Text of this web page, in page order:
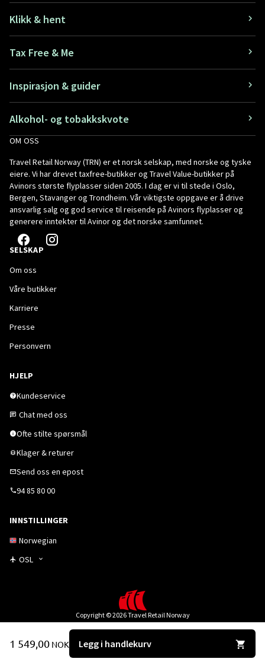
1 549,00 NOK Legg i handlekurv
Klikk & hent
Tax Free & Me
Inspirasjon & guider
Alkohol- og tobakkskvote
OM OSS
Travel Retail Norway (TRN) er et norsk selskap, med norske og tyske
eiere. Vi har drevet taxfree-butikker og Travel Value-butikker på
Avinors største flyplasser siden 2005. I dag er vi til stede i Oslo,
Bergen, Stavanger og Trondheim. Vår viktigste oppgave er å drive
ansvarlig salg og god service til reisende på Avinors flyplasser og
generere inntekter til Avinor og det norske samfunnet.
SELSKAP
Om oss
Våre butikker
Karriere
Presse
Personvern
HJELP
Kundeservice
Chat med oss
Ofte stilte spørsmål
Klager & returer
Send oss en epost
94 85 80 00
INNSTILLINGER
Norwegian
OSL
Copyright © 2026 Travel Retail Norway